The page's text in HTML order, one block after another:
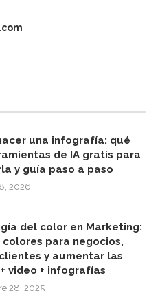
una infografía: qué
de IA gratis para
y guía paso a paso
2026
del color en Marketing:
colores para negocios,
y aumentar las
video + infografías
28, 2025